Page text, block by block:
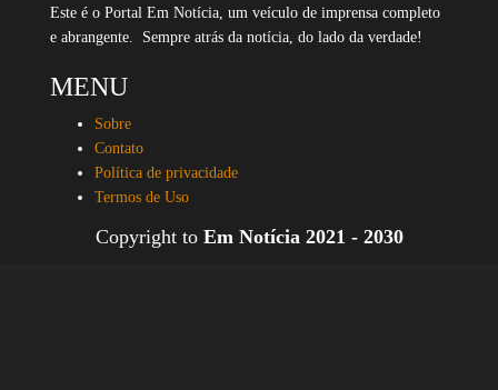
Este é o Portal Em Notícia, um veículo de imprensa completo
e abrangente. Sempre atrás da notícia, do lado da verdade!
MENU
Sobre
Contato
Política de privacidade
Termos de Uso
Copyright to Em Notícia 2021 - 2030